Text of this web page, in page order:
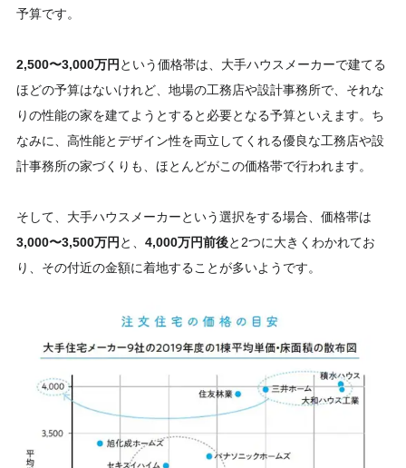
予算です。
2,500〜3,000万円 という価格帯は、大手ハウスメーカーで建てる
ほどの予算はないけれど、地場の工務店や設計事務所で、それな
りの性能の家を建てようとすると必要となる予算といえます。ち
なみに、高性能とデザイン性を両立してくれる優良な工務店や設
計事務所の家づくりも、ほとんどがこの価格帯で行われます。
そして、大手ハウスメーカーという選択をする場合、価格帯は
3,000〜3,500万円 と、 4,000万円前後と2つに大きくわかれてお
り、その付近の金額に着地することが多いようです。